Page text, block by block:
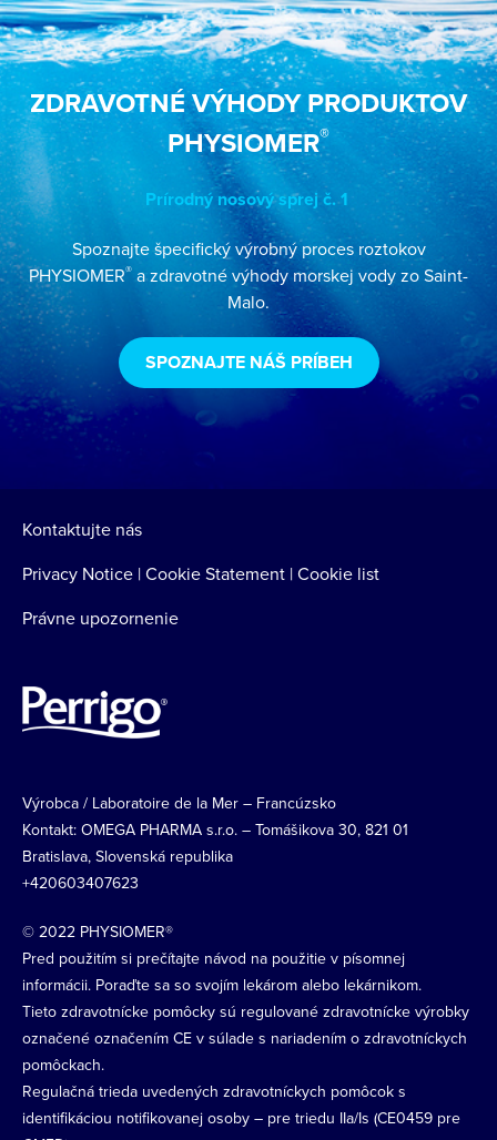
ZDRAVOTNÉ VÝHODY PRODUKTOV
PHYSIOMER®
Prírodný nosový sprej č. 1
Spoznajte špecifický výrobný proces roztokov
PHYSIOMER® a zdravotné výhody morskej vody zo Saint-
Malo.
SPOZNAJTE NÁŠ PRÍBEH
Kontaktujte nás
Privacy Notice |Cookie Statement |Cookie list
Právne upozornenie
Image
Výrobca / Laboratoire de la Mer – Francúzsko
Kontakt: OMEGA PHARMA s.r.o. – Tomášikova 30, 821 01
Bratislava, Slovenská republika
+420603407623
© 2022 PHYSIOMER®
Pred použitím si prečítajte návod na použitie v písomnej
informácii. Poraďte sa so svojím lekárom alebo lekárnikom.
Tieto zdravotnícke pomôcky sú regulované zdravotnícke výrobky
označené označením CE v súlade s nariadením o zdravotníckych
pomôckach.
Regulačná trieda uvedených zdravotníckych pomôcok s
identifikáciou notifikovanej osoby – pre triedu IIa/Is (CE0459 pre